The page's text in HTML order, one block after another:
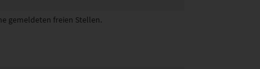
gemeldeten freien Stellen.